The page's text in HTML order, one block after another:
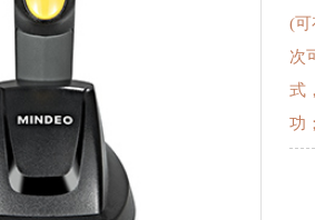
(可
次
式
功